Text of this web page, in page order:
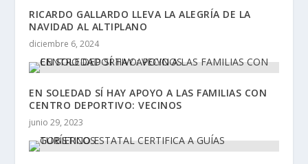
RICARDO GALLARDO LLEVA LA ALEGRÍA DE LA
NAVIDAD AL ALTIPLANO
diciembre 6, 2024
EN SOLEDAD SÍ HAY APOYO A LAS FAMILIAS CON
CENTRO DEPORTIVO: VECINOS
junio 29, 2023